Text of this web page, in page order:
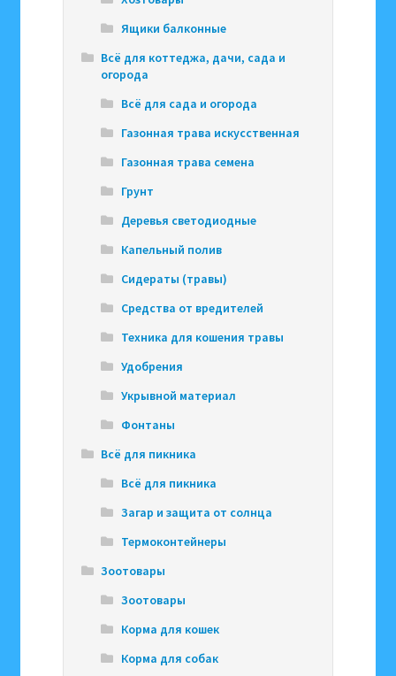
Ящики балконные
Всё для коттеджа, дачи, сада и
огорода
Всё для сада и огорода
Газонная трава искусственная
Газонная трава семена
Грунт
Деревья светодиодные
Капельный полив
Сидераты (травы)
Средства от вредителей
Техника для кошения травы
Удобрения
Укрывной материал
Фонтаны
Всё для пикника
Всё для пикника
Загар и защита от солнца
Термоконтейнеры
Зоотовары
Зоотовары
Корма для кошек
Корма для собак